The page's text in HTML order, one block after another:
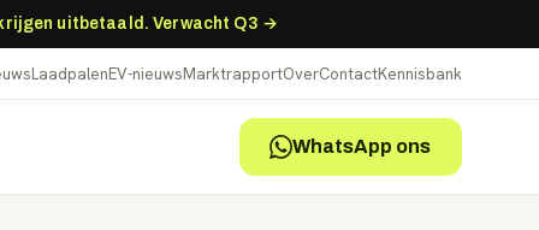
uitbetaald. Verwacht Q3 →
LaadpalenEV-nieuwsMarktrapportOverContactKennisbank
WhatsApp ons